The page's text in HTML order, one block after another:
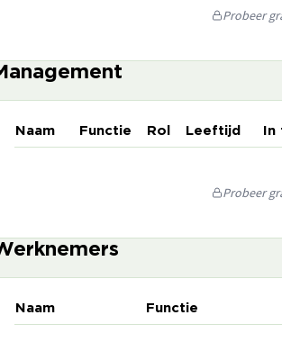
Probeer
Naam Functie Rol Leeftijd
Probeer
Naam Functie